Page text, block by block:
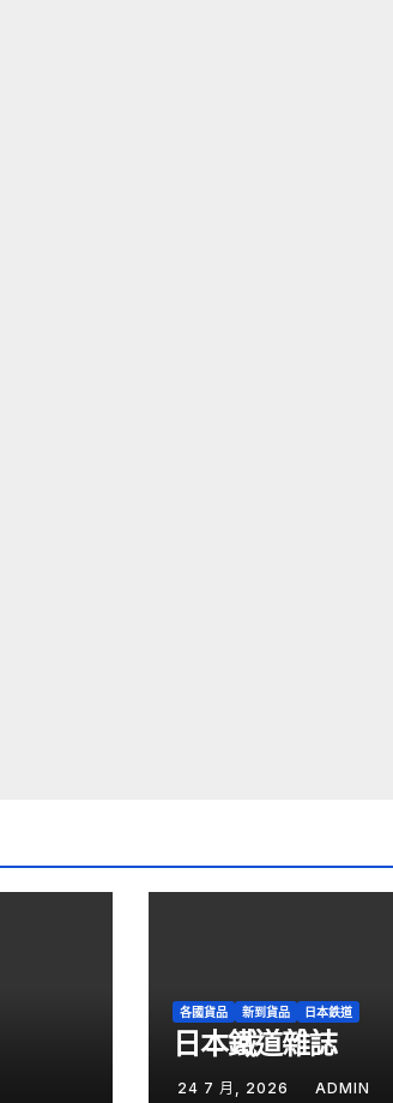
各國貨品 新到貨品 日本鉄道
日本鐵道雜誌
24 7 月, 2026 ADMIN